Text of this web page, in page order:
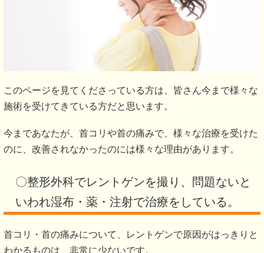
このページを見てくださっている方は、皆さん今まで様々な
施術を受けてきている方だと思います。
今まであなたが、首コリや首の痛みで、様々な治療を受けた
のに、改善されなかったのには様々な理由があります。
〇整形外科でレントゲンを撮り、問題ないと
いわれ湿布・薬・注射で治療をしている。
首コリ・首の痛みについて、レントゲンで原因がはっきりと
わかるものは、非常に少ないです。